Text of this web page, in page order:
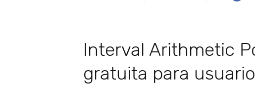
Interval Arithmetic
gratuita para